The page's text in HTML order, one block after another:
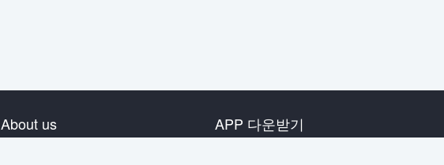
About us APP 다운받기